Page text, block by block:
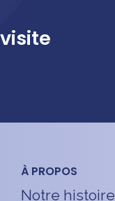
À PROPOS
Notre histoire